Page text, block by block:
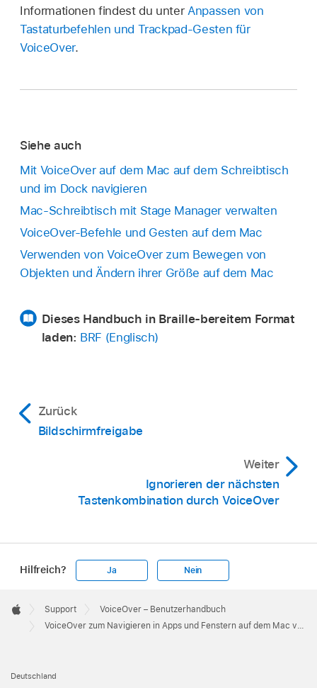
Informationen findest du unter Anpassen von
Tastaturbefehlen und Trackpad-Gesten für
VoiceOver.
Siehe auch
Mit VoiceOver auf dem Mac auf dem Schreibtisch
und im Dock navigieren
Mac-Schreibtisch mit Stage Manager verwalten
VoiceOver-Befehle und Gesten auf dem Mac
Verwenden von VoiceOver zum Bewegen von
Objekten und Ändern ihrer Größe auf dem Mac
Dieses Handbuch in Braille-bereitem Format
laden: BRF (Englisch)
Zurück
Bildschirmfreigabe
Weiter
Ignorieren der nächsten
Tastenkombination durch VoiceOver
Hilfreich? Ja Nein
Footer

Apple
Support
VoiceOver – Benutzerhandbuch
VoiceOver zum Navigieren in Apps und Fenstern auf dem Mac verwenden
Deutschland